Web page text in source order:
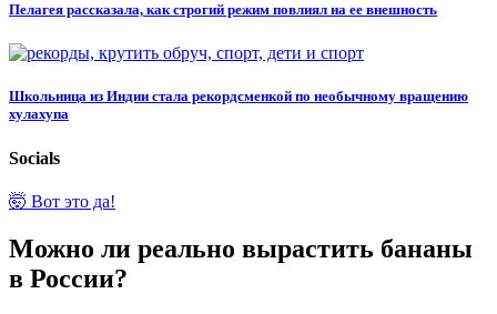
Пелагея рассказала, как строгий режим повлиял на ее внешность
Школьница из Индии стала рекордсменкой по необычному вращению
хулахупа
Socials
🤯 Вот это да!
Можно ли реально вырастить бананы
в России?